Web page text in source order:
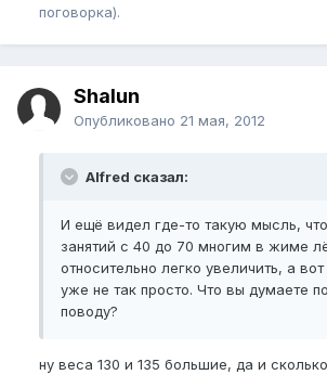
поговорка).
Shalun
Опубликовано 21 мая, 2012
Alfred сказал:
И ещё видел где-то такую мысль,
занятий с 40 до 70 многим в жиме
относительно легко увеличить, а
уже не так просто. Что вы думаете
поводу?
ну веса 130 и 135 большие, да и